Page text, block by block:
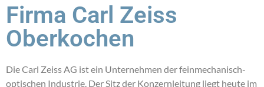
Firma Carl Zeiss
Oberkochen
Die Carl Zeiss AG ist ein Unternehmen der feinmechanisch-
optischen Industrie. Der Sitz der Konzernleitung liegt heute im